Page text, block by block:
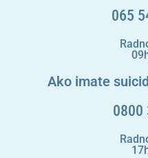
065
Ako imate
0800